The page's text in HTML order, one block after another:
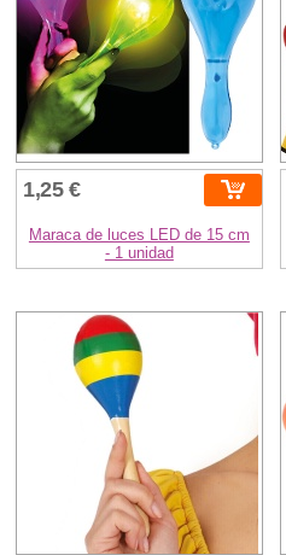
1,25 €
Maraca de luces LED de 15 cm
- 1 unidad